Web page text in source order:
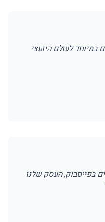
במיוחד לעולם היועצי
בפייסבוק, העסק שלנו
"